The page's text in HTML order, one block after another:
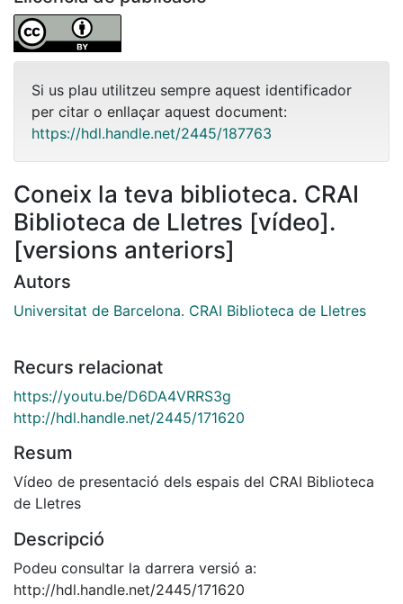
Si us plau utilitzeu sempre aquest identificador
per citar o enllaçar aquest document:
https://hdl.handle.net/2445/187763
Coneix la teva biblioteca. CRAI
Biblioteca de Lletres [vídeo].
[versions anteriors]
Autors
Universitat de Barcelona. CRAI Biblioteca de Lletres
Recurs relacionat
https://youtu.be/D6DA4VRRS3g
http://hdl.handle.net/2445/171620
Resum
Vídeo de presentació dels espais del CRAI Biblioteca
de Lletres
Descripció
Podeu consultar la darrera versió a:
http://hdl.handle.net/2445/171620